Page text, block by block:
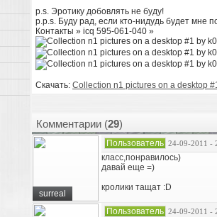
p.s. Эротику добовлять не буду!
p.p.s. Буду рад, если кто-нидудь будет мне
Контакты » icq 595-061-040 »
Скачать: Collection n1 pictures on a desktop
Комментарии (29)
surreal
Пользователь 24-09-2011 -
класс,понравилось)
давай еще =)
кролики тащат :D
Пользователь 24-09-2011 -